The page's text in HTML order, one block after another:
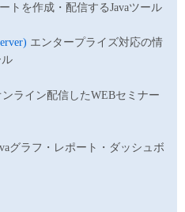
トを作成・配信するJavaツール
エンタープライズ対応の情
ライン配信したWEBセミナー
グラフ・レポート・ダッシュボ